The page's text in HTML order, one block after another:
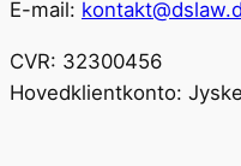
E-mail:
CVR: 32300456
Hovedklientkonto: